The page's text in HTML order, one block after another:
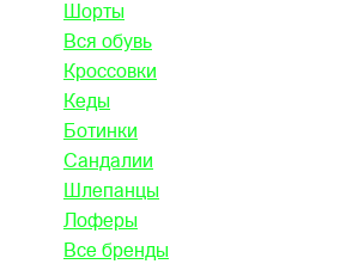
Шорты
Вся обувь
Кроссовки
Кеды
Ботинки
Сандалии
Шлепанцы
Лоферы
Все бренды